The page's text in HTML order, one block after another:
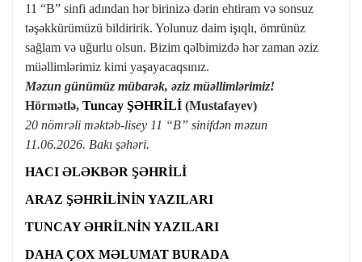
11 “B” sinfi adından hər birinizə dərin ehtiram və sonsuz
təşəkkürümüzü bildiririk. Yolunuz daim işıqlı, ömrünüz
sağlam və uğurlu olsun. Bizim qəlbimizdə hər zaman əziz
müəllimlərimiz kimi yaşayacaqsınız.
Məzun günümüz mübarək, əziz müəllimlərimiz!
Hörmətlə, Tuncay ŞƏHRİLİ (Mustafayev)
20 nömrəli məktəb-lisey 11 “B” sinifdən məzun
11.06.2026. Bakı şəhəri.
HACI ƏLƏKBƏR ŞƏHRİLİ
ARAZ ŞƏHRİLİNİN YAZILARI
TUNCAY ƏHRİLNİN YAZILARI
DAHA ÇOX MƏLUMAT BURADA